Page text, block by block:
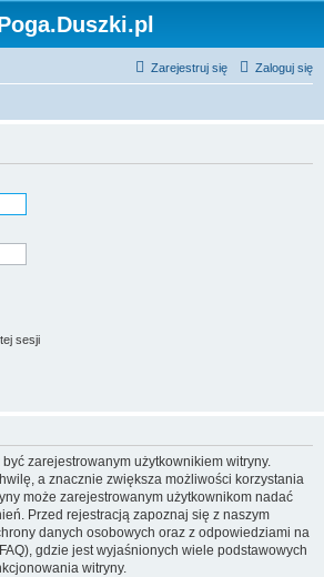
Zaloguj się
Zarejestruj się
sesji
zarejestrowanym użytkownikiem witryny.
a znacznie zwiększa możliwości korzystania
może zarejestrowanym użytkownikom nadać
Przed rejestracją zapoznaj się z naszym
danych osobowych oraz z odpowiedziami na
gdzie jest wyjaśnionych wiele podstawowych
witryny.